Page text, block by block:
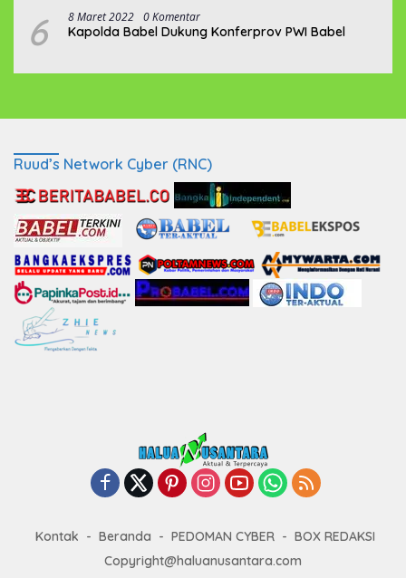
6 8 Maret 2022 0 Komentar
Kapolda Babel Dukung Konferprov PWI Babel
Ruud’s Network Cyber (RNC)
Kontak Beranda PEDOMAN CYBER
BOX REDAKSI
Copyright@haluanusantara.com